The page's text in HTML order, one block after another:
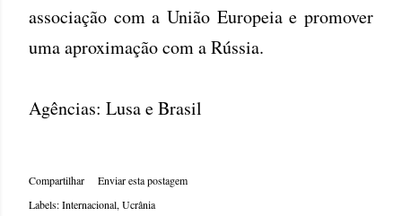
associação com a União Europeia e promover
uma aproximação com a Rússia.
Agências: Lusa e Brasil
Compartilhar
Enviar esta postagem
Labels:Internacional Ucrânia